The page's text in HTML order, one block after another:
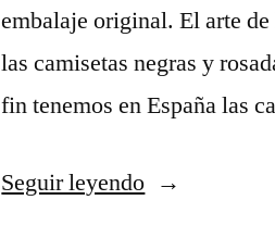
embalaje original. El arte
las camisetas negras y
fin tenemos en España las
Seguir leyendo«Comprar